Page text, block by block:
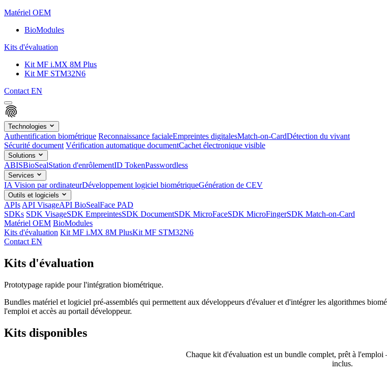
Matériel OEM
BioModules
Kits d'évaluation
Kit MF i.MX 8M Plus
Kit MF STM32N6
Contact EN
Technologies
Authentification biométrique Reconnaissance facialeEmpreintes digitalesMatch-on-CardDétection du vivant
Sécurité document Vérification automatique documentCachet électronique visible
Solutions
ABISBioSealStation d'enrôlementID TokenPasswordless
Services
IA Vision par ordinateurDéveloppement logiciel biométriqueGénération de CEV
Outils et logiciels
APIs API VisageAPI BioSealFace PAD
SDKs SDK VisageSDK EmpreintesSDK DocumentSDK MicroFaceSDK MicroFingerSDK Match-on-Card
Matériel OEM BioModules
Kits d'évaluation Kit MF i.MX 8M PlusKit MF STM32N6
Contact EN
Kits d'évaluation
Prototypage rapide pour l'intégration biométrique.
Bundles matériel et logiciel pré-assemblés qui permettent aux développeurs d'évaluer et d'intégrer les algorithmes
l'emploi et accès au portail développeur.
Kits disponibles
Chaque kit d'évaluation est un bundle complet, prêt à
inclus.